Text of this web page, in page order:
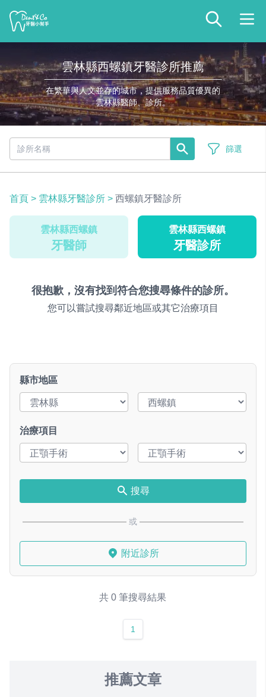
雲林縣西螺鎮牙醫診所推薦
在繁華與人文並存的城市，提供服務品質優異的
雲林縣醫師、診所。
篩選
首頁 > 雲林縣牙醫診所 > 西螺鎮牙醫診所
雲林縣西螺鎮
牙醫師
雲林縣西螺鎮
牙醫診所
很抱歉，沒有找到符合您搜尋條件的診所。
您可以嘗試搜尋鄰近地區或其它治療項目
縣市地區
治療項目
搜尋
或
附近診所
共 0 筆搜尋結果
1
推薦文章